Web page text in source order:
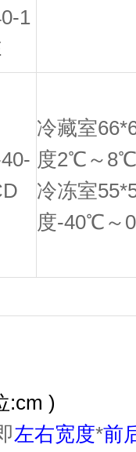
1
冷藏室
度2℃～
冷冻室
度-40℃～
:cm )
左右宽度*前